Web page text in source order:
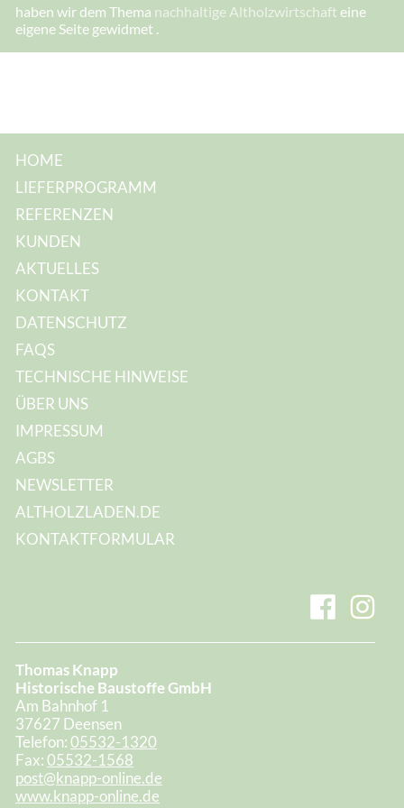
haben wir dem Thema nachhaltige Altholzwirtschaft eine
eigene Seite gewidmet .
HOME
LIEFERPROGRAMM
REFERENZEN
KUNDEN
AKTUELLES
KONTAKT
DATENSCHUTZ
FAQS
TECHNISCHE HINWEISE
ÜBER UNS
IMPRESSUM
AGBS
NEWSLETTER
ALTHOLZLADEN.DE
KONTAKTFORMULAR
Thomas Knapp
Historische Baustoffe GmbH
Am Bahnhof 1
37627 Deensen
Telefon:05532-1320
Fax:05532-1568
post@knapp-online.de
www.knapp-online.de